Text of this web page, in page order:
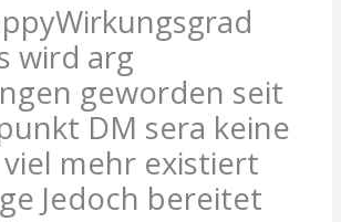
wird arg
geworden seit
DM sera keine
mehr existiert
Jedoch bereitet